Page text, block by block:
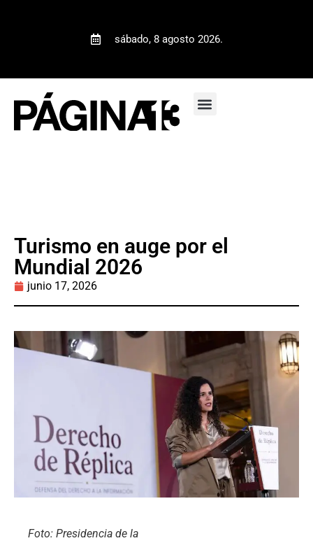
sábado, 8 agosto 2026.
Turismo en auge por el
Mundial 2026
junio 17, 2026
Foto: Presidencia de la